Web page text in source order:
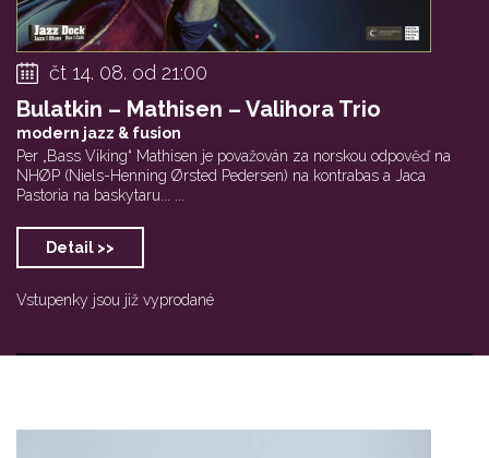
čt 14. 08. od 21:00
Bulatkin – Mathisen – Valihora Trio
modern jazz & fusion
Per „Bass Viking“ Mathisen je považován za norskou odpověď na
NHØP (Niels-Henning Ørsted Pedersen) na kontrabas a Jaca
Pastoria na baskytaru... ...
Detail >>
Vstupenky jsou již vyprodané